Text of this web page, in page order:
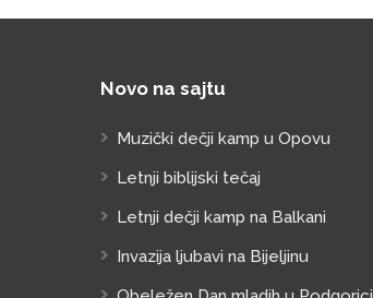
Novo na sajtu
Muzički dečji kamp u Opovu
Letnji biblijski tečaj
Letnji dečji kamp na Balkani
Invazija ljubavi na Bijeljinu